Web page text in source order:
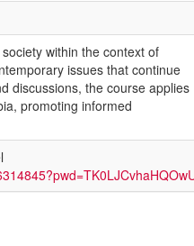
within the context of
issues that continue
discussions, the course applies
promoting informed